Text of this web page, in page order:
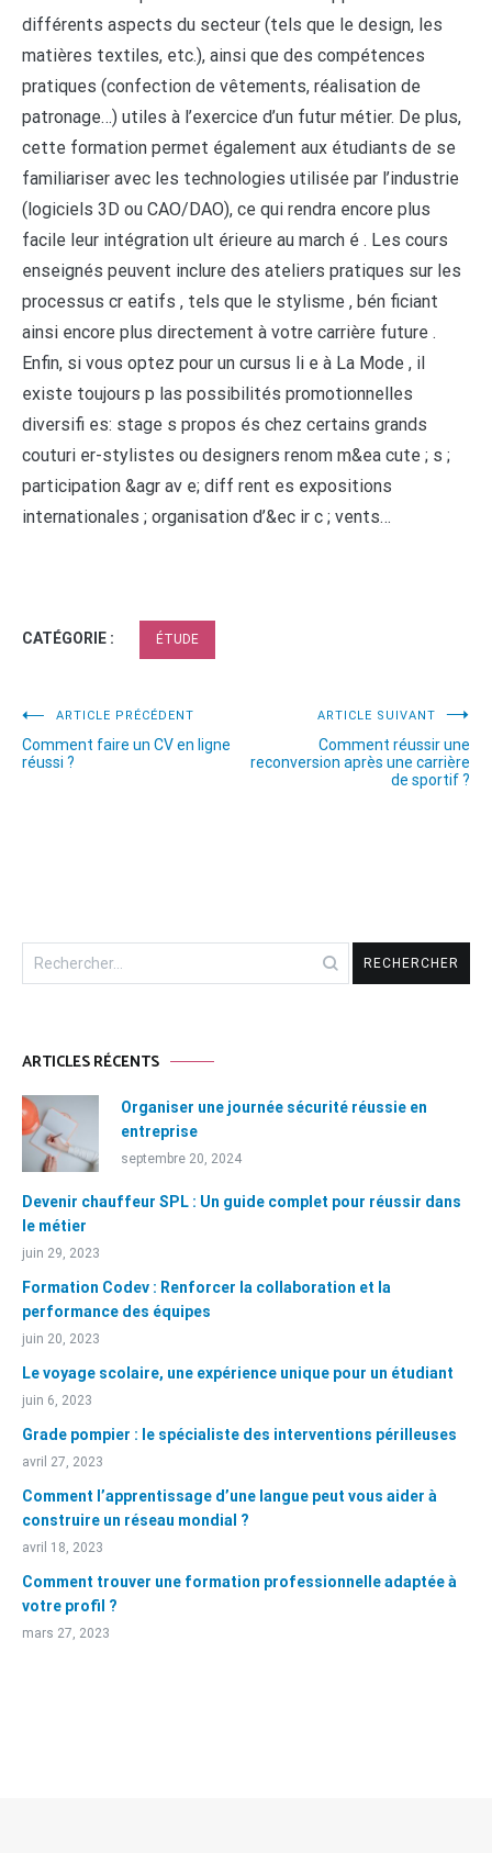
différents aspects du secteur (tels que le design, les
matières textiles, etc.), ainsi que des compétences
pratiques (confection de vêtements, réalisation de
patronage…) utiles à l’exercice d’un futur métier. De plus,
cette formation permet également aux étudiants de se
familiariser avec les technologies utilisée par l’industrie
(logiciels 3D ou CAO/DAO), ce qui rendra encore plus
facile leur intégration ult érieure au march é . Les cours
enseignés peuvent inclure des ateliers pratiques sur les
processus cr eatifs , tels que le stylisme , bén ficiant
ainsi encore plus directement à votre carrière future .
Enfin, si vous optez pour un cursus li e à La Mode , il
existe toujours p las possibilités promotionnelles
diversifi es: stage s propos és chez certains grands
couturi er-stylistes ou designers renom m&ea cute ; s ;
participation &agr av e; diff rent es expositions
internationales ; organisation d’&ec ir c ; vents…
CATÉGORIE : ÉTUDE
Navigation
de
ARTICLE PRÉCÉDENT
Comment faire un CV en ligne
réussi ?
ARTICLE SUIVANT
Comment réussir une
reconversion après une carrière
de sportif ?
ARTICLES RÉCENTS
Organiser une journée sécurité réussie en
entreprise
septembre 20, 2024
Devenir chauffeur SPL : Un guide complet pour réussir dans
le métier
juin 29, 2023
Formation Codev : Renforcer la collaboration et la
performance des équipes
juin 20, 2023
Le voyage scolaire, une expérience unique pour un étudiant
juin 6, 2023
Grade pompier : le spécialiste des interventions périlleuses
avril 27, 2023
Comment l’apprentissage d’une langue peut vous aider à
construire un réseau mondial ?
avril 18, 2023
Comment trouver une formation professionnelle adaptée à
votre profil ?
mars 27, 2023